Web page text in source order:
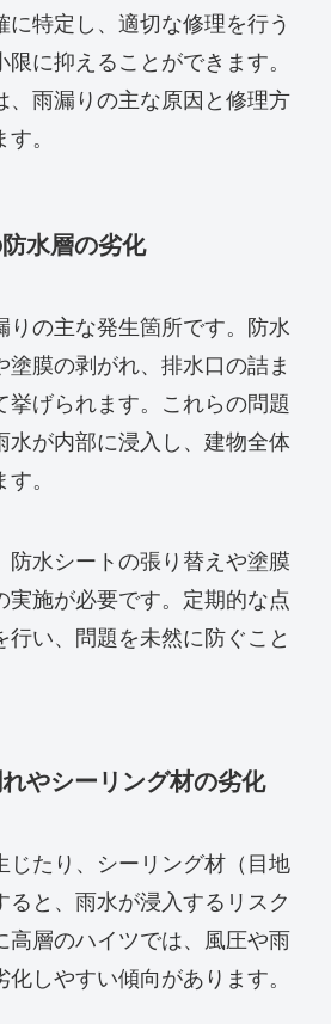
に特定し、適切な修理を行う
に抑えることができます。
、雨漏りの主な原因と修理方
。
水層の劣化
りの主な発生箇所です。防水
塗膜の剥がれ、排水口の詰ま
挙げられます。これらの問題
水が内部に浸入し、建物全体
。
防水シートの張り替えや塗膜
実施が必要です。定期的な点
行い、問題を未然に防ぐこと
やシーリング材の劣化
じたり、シーリング材（目地
ると、雨水が浸入するリスク
高層のハイツでは、風圧や雨
しやすい傾向があります。